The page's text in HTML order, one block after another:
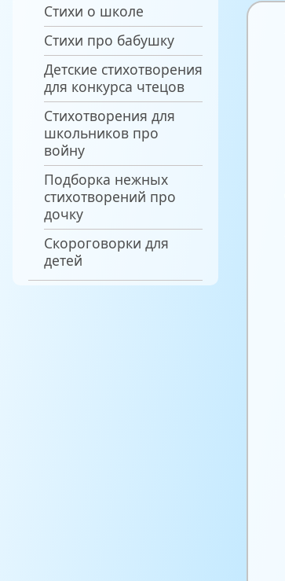
Стихи о школе
Стихи про бабушку
Детские стихотворения
для конкурса чтецов
Стихотворения для
школьников про
войну
Подборка нежных
стихотворений про
дочку
Скороговорки для
детей